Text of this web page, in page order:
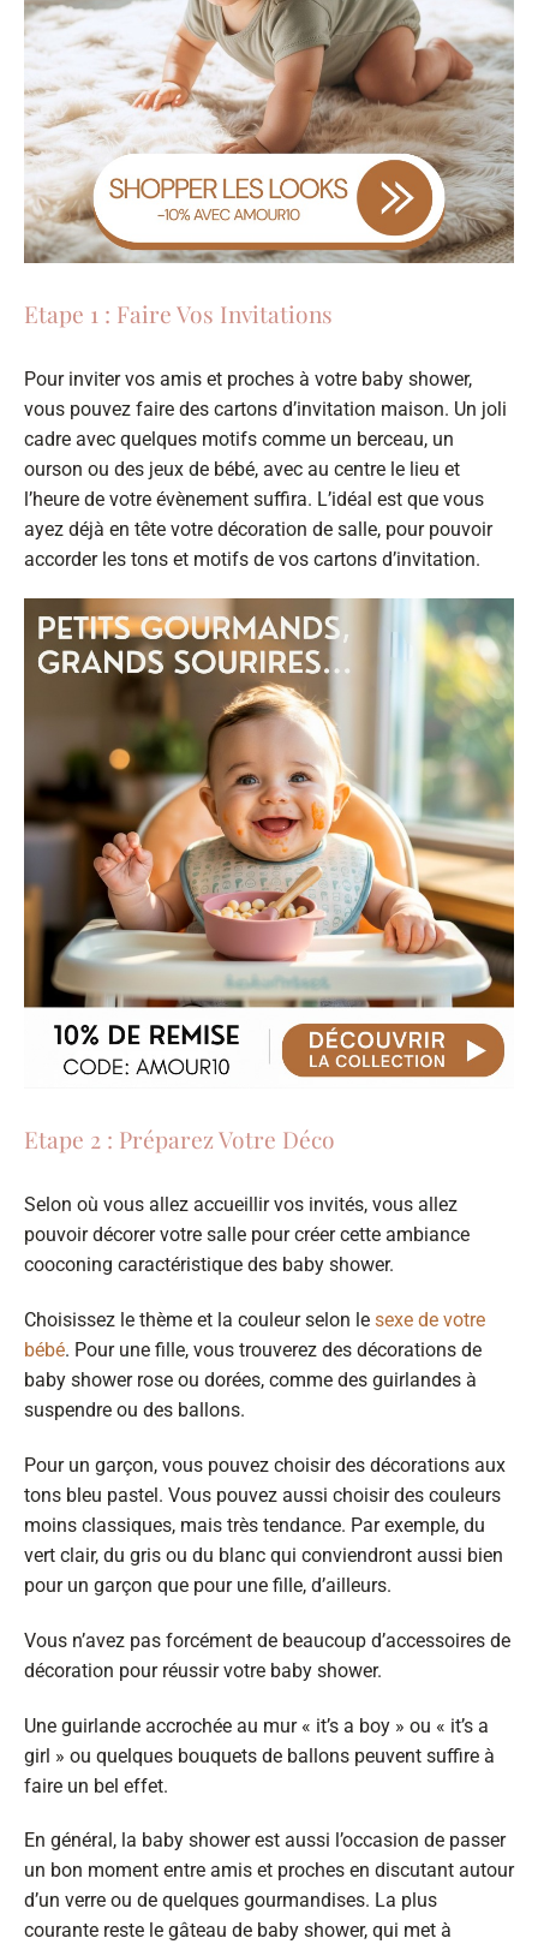
Etape 1 : Faire Vos Invitations
Pour inviter vos amis et proches à votre baby shower,
vous pouvez faire des cartons d’invitation maison. Un joli
cadre avec quelques motifs comme un berceau, un
ourson ou des jeux de bébé, avec au centre le lieu et
l’heure de votre évènement suffira. L’idéal est que vous
ayez déjà en tête votre décoration de salle, pour pouvoir
accorder les tons et motifs de vos cartons d’invitation.
Etape 2 : Préparez Votre Déco
Selon où vous allez accueillir vos invités, vous allez
pouvoir décorer votre salle pour créer cette ambiance
cooconing caractéristique des baby shower.
Choisissez le thème et la couleur selon le sexe de votre
bébé. Pour une fille, vous trouverez des décorations de
baby shower rose ou dorées, comme des guirlandes à
suspendre ou des ballons.
Pour un garçon, vous pouvez choisir des décorations aux
tons bleu pastel. Vous pouvez aussi choisir des couleurs
moins classiques, mais très tendance. Par exemple, du
vert clair, du gris ou du blanc qui conviendront aussi bien
pour un garçon que pour une fille, d’ailleurs.
Vous n’avez pas forcément de beaucoup d’accessoires de
décoration pour réussir votre baby shower.
Une guirlande accrochée au mur « it’s a boy » ou « it’s a
girl » ou quelques bouquets de ballons peuvent suffire à
faire un bel effet.
En général, la baby shower est aussi l’occasion de passer
un bon moment entre amis et proches en discutant autour
d’un verre ou de quelques gourmandises. La plus
courante reste le gâteau de baby shower, qui met à